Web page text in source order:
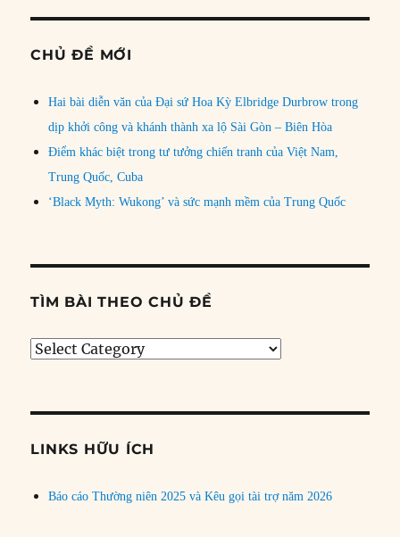
CHỦ ĐỀ MỚI
Hai bài diễn văn của Đại sứ Hoa Kỳ Elbridge Durbrow trong
dịp khởi công và khánh thành xa lộ Sài Gòn – Biên Hòa
Điểm khác biệt trong tư tưởng chiến tranh của Việt Nam,
Trung Quốc, Cuba
‘Black Myth: Wukong’ và sức mạnh mềm của Trung Quốc
TÌM BÀI THEO CHỦ ĐỀ
Tìm
đề
LINKS HỮU ÍCH
Báo cáo Thường niên 2025 và Kêu gọi tài trợ năm 2026